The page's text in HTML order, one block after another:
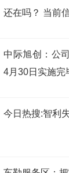
还在吗？ 当前
中际旭创：公
4月30日实施完
今日热搜:智利